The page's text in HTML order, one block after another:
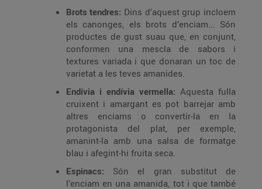
Brots tendres: Dins d’aquest grup incloem
els canonges, els brots d’enciam... Són
productes de gust suau que, en conjunt,
conformen una mescla de sabors i
textures variada i que donaran un toc de
varietat a les teves amanides.
Endívia i endívia vermella: Aquesta fulla
cruixent i amargant es pot barrejar amb
altres enciams o convertir-la en la
protagonista del plat, per exemple,
amanint-la amb una salsa de formatge
blau i afegint-hi fruita seca.
Espinacs: Són el gran substitut de
l’enciam en una amanida, tot i que també